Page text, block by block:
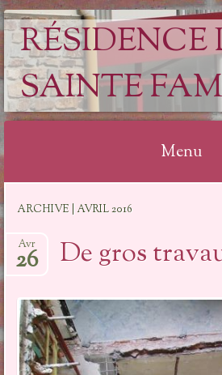
RÉSIDENCE
SAINTE
Menu
contenu
ARCHIVE | AVRIL 2016
De gros
Avr
26